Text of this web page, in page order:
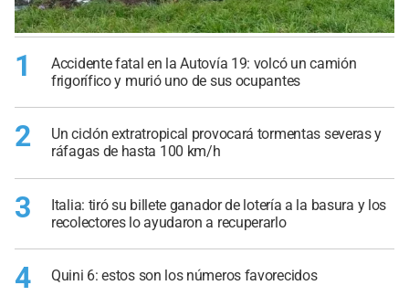
1
Accidente fatal en la Autovía 19: volcó un camión
frigorífico y murió uno de sus ocupantes
2
Un ciclón extratropical provocará tormentas severas y
ráfagas de hasta 100 km/h
3
Italia: tiró su billete ganador de lotería a la basura y los
recolectores lo ayudaron a recuperarlo
4 Quini 6: estos son los números favorecidos